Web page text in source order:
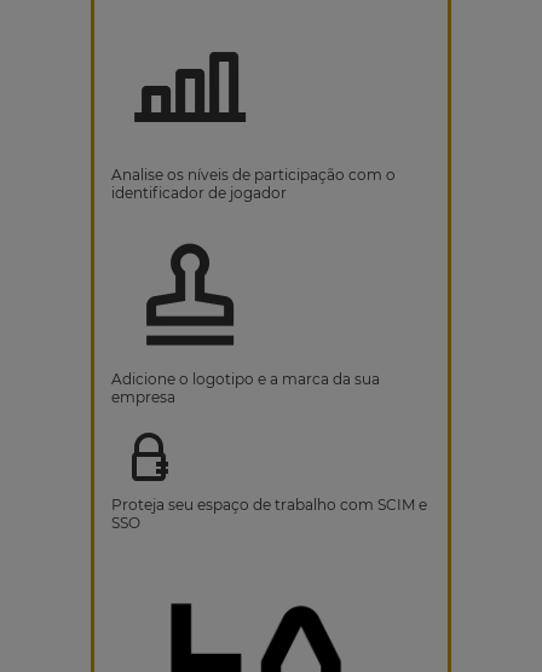
Analise os níveis de participação com o
identificador de jogador
Adicione o logotipo e a marca da sua
empresa
Proteja seu espaço de trabalho com SCIM e
SSO